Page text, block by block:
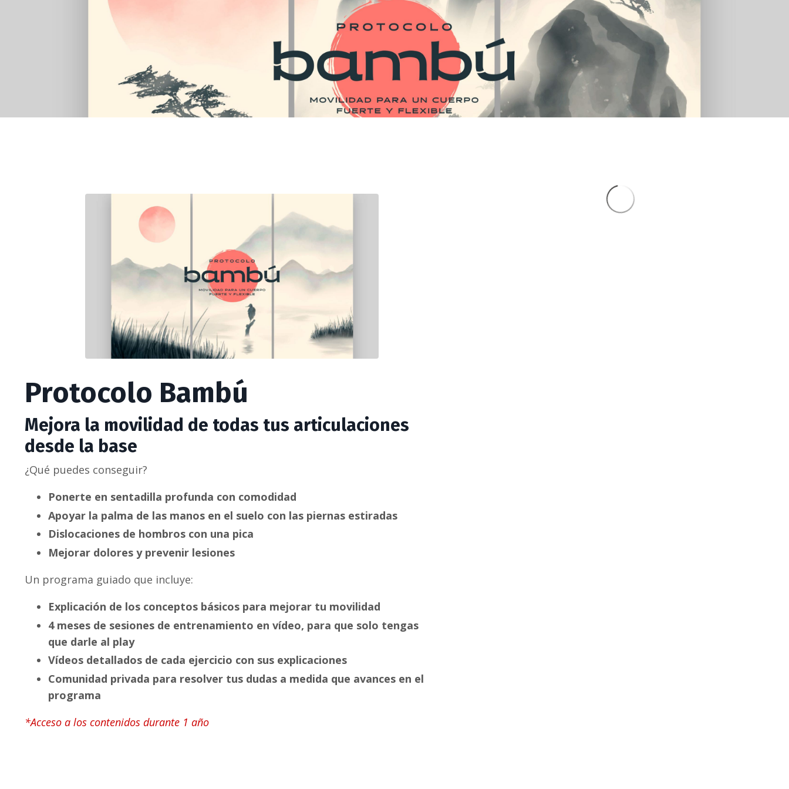
Protocolo Bambú
Mejora la movilidad de todas tus articulaciones
desde la base
¿Qué puedes conseguir?
Ponerte en sentadilla profunda con comodidad
Apoyar la palma de las manos en el suelo con las piernas estiradas
Dislocaciones de hombros con una pica
Mejorar dolores y prevenir lesiones
Un programa guiado que incluye:
Explicación de los conceptos básicos para mejorar tu movilidad
4 meses de sesiones de entrenamiento en vídeo, para que solo tengas
que darle al play
Vídeos detallados de cada ejercicio con sus explicaciones
Comunidad privada para resolver tus dudas a medida que avances en el
programa
*Acceso a los contenidos durante 1 año